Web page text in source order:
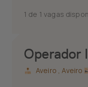
1 de 1 vagas
Operador
Aveiro ,Aveiro